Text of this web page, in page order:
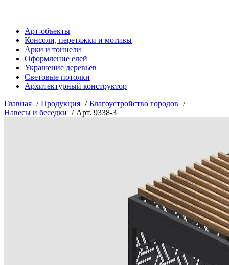
Арт-объекты
Консоли, перетяжки и мотивы
Арки и тоннели
Оформление елей
Украшение деревьев
Световые потолки
Архитектурный конструктор
Главная
Продукция
Благоустройство городов
Навесы и беседки
Арт. 9338-3